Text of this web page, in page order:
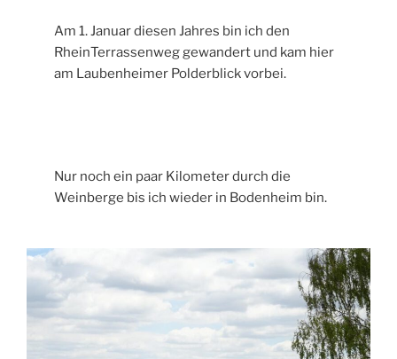
Am 1. Januar diesen Jahres bin ich den
RheinTerrassenweg gewandert und kam hier
am Laubenheimer Polderblick vorbei.
Nur noch ein paar Kilometer durch die
Weinberge bis ich wieder in Bodenheim bin.